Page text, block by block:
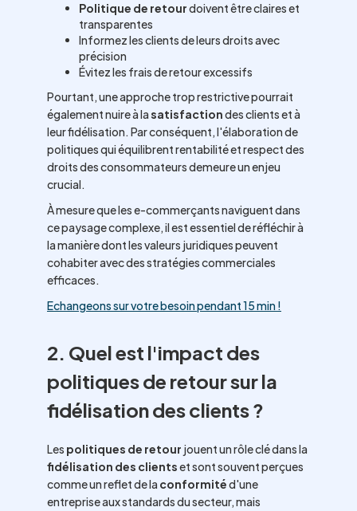
Politique de retourdoivent être claires et
transparentes
Informez les clients de leurs droits avec
précision
Évitez les frais de retour excessifs
Pourtant, une approche trop restrictive pourrait
également nuire à lasatisfactiondes clients et à
leur fidélisation. Par conséquent, l'élaboration de
politiques qui équilibrent rentabilité et respect des
droits des consommateurs demeure un enjeu
crucial.
À mesure que les e-commerçants naviguent dans
ce paysage complexe, il est essentiel de réfléchir à
la manière dont les valeurs juridiques peuvent
cohabiter avec des stratégies commerciales
efficaces.
Echangeons sur votre besoin pendant 15 min !
2. Quel est l'impact des
politiques de retour sur la
fidélisation des clients ?
Les politiques de retour jouent un rôle clé dans la
fidélisation des clientset sont souvent perçues
comme un reflet de la conformitéd'une
entreprise aux standards du secteur, mais